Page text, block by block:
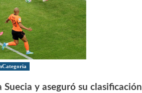
Suecia y aseguró su clasificación